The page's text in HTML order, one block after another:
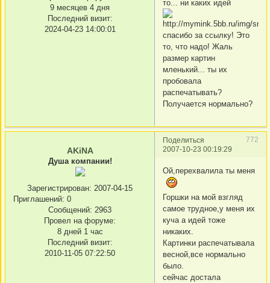
9 месяцев 4 дня
Последний визит:
2024-04-23 14:00:01
то... ни каких идей
спасибо за ссылку! Это
то, что надо! Жаль
размер картин
мленький... ты их
пробовала
распечатывать?
Получается нормально?
Поделиться
772
2007-10-23 00:19:29
AKiNA
Душа компании!
Зарегистрирован: 2007-04-15
Приглашений: 0
Сообщений: 2963
Провел на форуме:
8 дней 1 час
Последний визит:
2010-11-05 07:22:50
Ой,перехвалила ты меня
Горшки на мой взгляд
самое трудное,у меня их
куча а идей тоже
никаких.
Картинки распечатывала
весной,все нормально
было.
сейчас достала